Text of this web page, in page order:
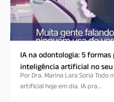
IA na odontologia: 5
inteligência artificial no
Por Dra. Marina Lara Soria Todo
artificial hoje em dia. IA pra...